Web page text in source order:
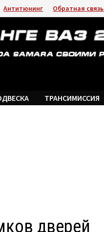
Антитюнинг Обратная связь
ТРАНСИМИССИЯ
дверей